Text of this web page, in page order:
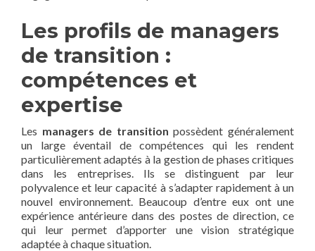
Les profils de managers
de transition :
compétences et
expertise
Les managers de transition possèdent généralement
un large éventail de compétences qui les rendent
particulièrement adaptés à la gestion de phases critiques
dans les entreprises. Ils se distinguent par leur
polyvalence et leur capacité à s’adapter rapidement à un
nouvel environnement. Beaucoup d’entre eux ont une
expérience antérieure dans des postes de direction, ce
qui leur permet d’apporter une vision stratégique
adaptée à chaque situation.